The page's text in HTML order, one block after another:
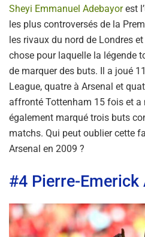
Sheyi Emmanuel Adebayorest
les plus controversés de la
les rivaux du nord de Londres
chose pour laquelle la légende
de marquer des buts. Il a joué
League, quatre à Arsenal et
affronté Tottenham 15 fois et a
également marqué trois buts
matchs. Qui peut oublier cette
Arsenal en 2009 ?
#4 Pierre-Emerick